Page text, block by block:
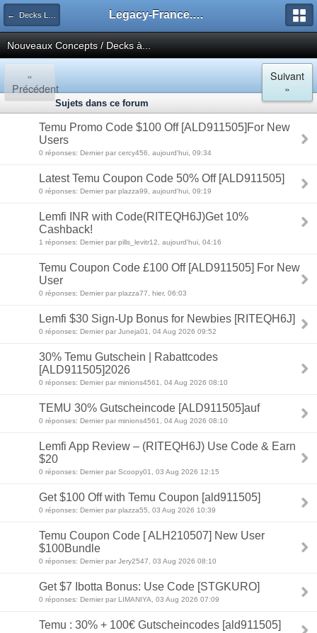
← Decks Legacy Legacy-France.org - Forum
Nouveaux Concepts / Decks à...
«
Précédent
Suivant
»
Sujets dans ce forum
Temu Promo Code $100 Off [ALD911505]For New
Users
0 réponses: Dernier par cercy456, aujourd'hui, 09:34
Latest Temu Coupon Code 50% Off [ALD911505]
0 réponses: Dernier par plazza99, aujourd'hui, 09:19
Lemfi INR with Code(RITEQH6J)Get 10%
Cashback!
1 réponses: Dernier par pills_levitr12, aujourd'hui, 04:16
Temu Coupon Code £100 Off [ALD911505] For New
User
0 réponses: Dernier par plazza77, hier, 06:03
Lemfi $30 Sign-Up Bonus for Newbies [RITEQH6J]
0 réponses: Dernier par Juneja01, 04 Aug 2026 09:52
30% Temu Gutschein | Rabattcodes
[ALD911505]2026
0 réponses: Dernier par minions4561, 04 Aug 2026 08:10
TEMU 30% Gutscheincode [ALD911505]auf
0 réponses: Dernier par minions4561, 04 Aug 2026 08:10
Lemfi App Review – (RITEQH6J) Use Code & Earn
$20
0 réponses: Dernier par Scoopy01, 03 Aug 2026 12:15
Get $100 Off with Temu Coupon [ald911505]
0 réponses: Dernier par plazza55, 03 Aug 2026 10:39
Temu Coupon Code [ ALH210507] New User
$100Bundle
0 réponses: Dernier par Jery2547, 03 Aug 2026 08:10
Get $7 Ibotta Bonus: Use Code [STGKURO]
0 réponses: Dernier par LIMANIYA, 03 Aug 2026 07:09
Temu : 30% + 100€ Gutscheincodes [ald911505]